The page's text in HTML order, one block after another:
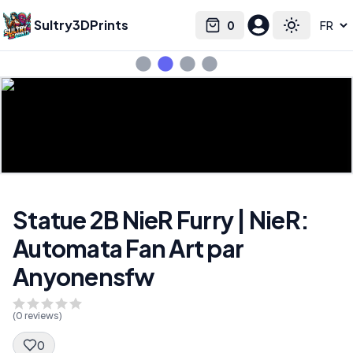
Sultry3DPrints 0
Cart Toggle
Select language
Statue 2B NieR Furry | NieR:
Automata Fan Art par
Anyonensfw
(0 reviews)
0